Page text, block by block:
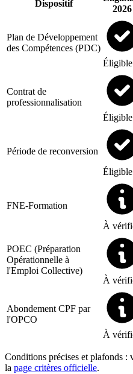
Dispositif
2026
Plan de Développement
des Compétences (PDC)
Éligible
Contrat de
professionnalisation
Éligible
Période de reconversion
Éligible
FNE-Formation
À
POEC (Préparation
Opérationnelle à
l'Emploi Collective)
À
Abondement CPF par
l'OPCO
À
Conditions précises et plafonds :
la page critères officielle.